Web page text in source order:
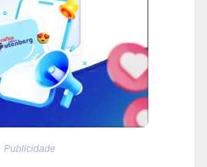
Publicidade